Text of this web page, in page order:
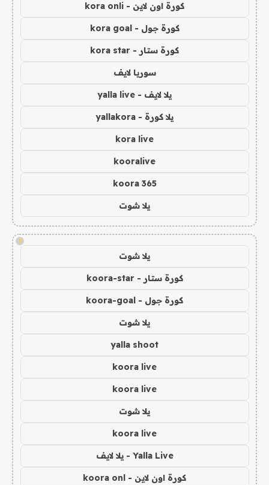
كورة اون لاين - kora onli
كورة جول - kora goal
كورة ستار - kora star
سوريا لايف
يلا لايف - yalla live
يلا كورة - yallakora
kora live
kooralive
koora 365
يلا شوت
!
يلا شوت
كورة ستار - koora-star
كورة جول - koora-goal
يلا شوت
yalla shoot
koora live
koora live
يلا شوت
koora live
Yalla Live - يلا لايف
كورة اون لاين - koora onl